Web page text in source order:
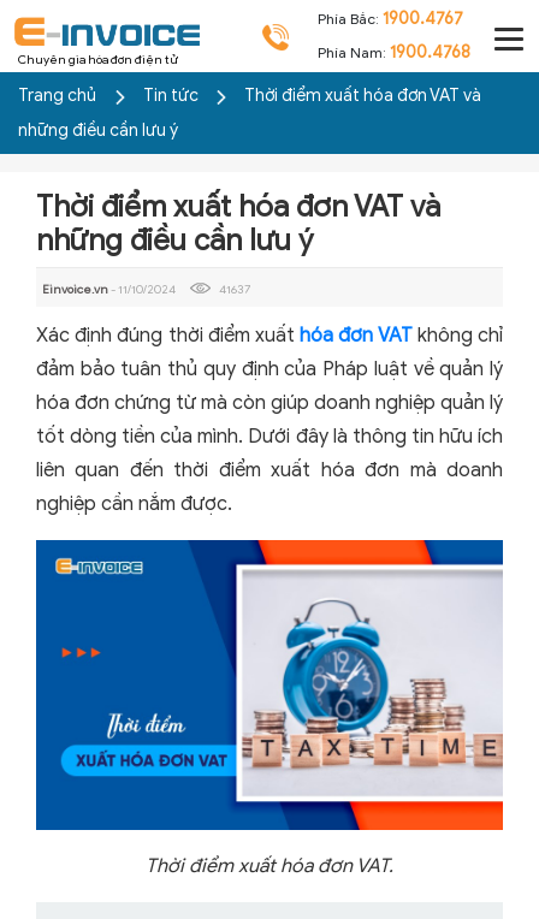
Chuyên gia hóa đơn điện tử
Phía Bắc: 1900.4767
Phía Nam: 1900.4768
Trang chủ Tin tức
Thời điểm xuất hóa đơn VAT và
những điều cần lưu ý
Thời điểm xuất hóa đơn VAT và
những điều cần lưu ý
Einvoice.vn- 11/10/2024 41637
Xác định đúng thời điểm xuấthóa đơn VATkhông chỉ
đảm bảo tuân thủ quy định của Pháp luật về quản lý
hóa đơn chứng từ mà còn giúp doanh nghiệp quản lý
tốt dòng tiền của mình. Dưới đây là thông tin hữu ích
liên quan đến thời điểm xuất hóa đơn mà doanh
nghiệp cần nắm được.
Thời điểm xuất hóa đơn VAT.